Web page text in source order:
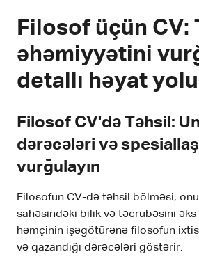
Filosof üçün CV:
əhəmiyyətini
detallı həyat yolu
Filosof CV'də Təhsil:
dərəcələri və
vurğulayın
Filosofun CV-də təhsil bölməsi,
sahəsindəki bilik və təcrübəsini
həmçinin işəgötürənə filosofun
və qazandığı dərəcələri göstərir.